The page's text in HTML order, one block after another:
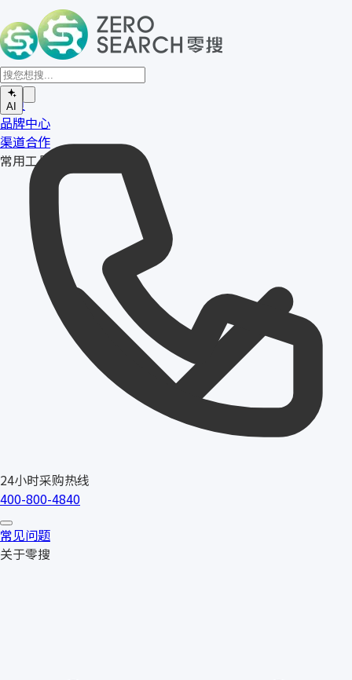
AI
24小时采购热线
400-800-4840
首页
品牌中心
渠道合作
常用工具
常见问题
关于零搜